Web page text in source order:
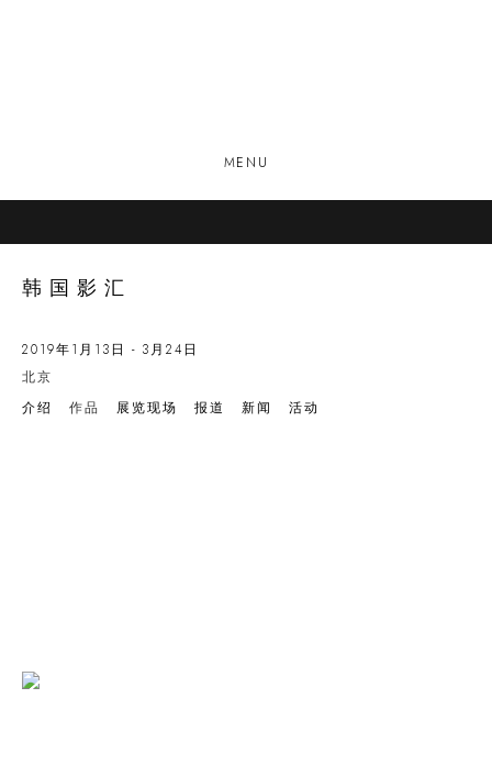
MENU
韩国影汇
2019年1月13日 - 3月24日
北京
介绍
作品 展览现场 报道 新闻 活动